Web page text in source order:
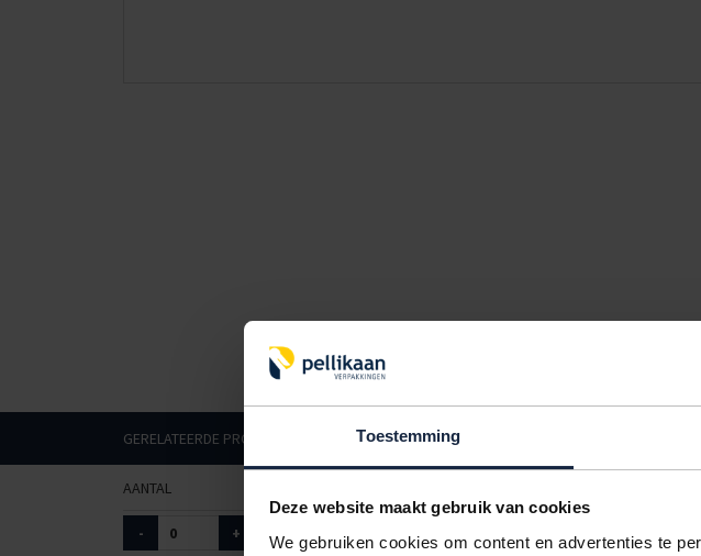
Toestemming
Deze website maakt gebruik van cookies
We gebruiken cookies om content en advertenties te
GERELATEERDE PRODUCTEN
AANTAL
- + 6013160 400 x 250 x 270mm 3mm b-golf